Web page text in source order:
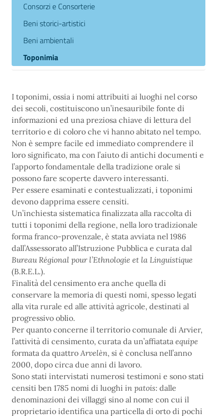
Consorzi e Consorterie
Beni storici-artistici
Beni ambientali
Toponimia
I toponimi, ossia i nomi attribuiti ai luoghi nel corso
dei secoli, costituiscono un’inesauribile fonte di
informazioni ed una preziosa chiave di lettura del
territorio e di coloro che vi hanno abitato nel tempo.
Non è sempre facile ed immediato comprendere il
loro significato, ma con l’aiuto di antichi documenti e
l’apporto fondamentale della tradizione orale si
possono fare scoperte davvero interessanti.
Per essere esaminati e contestualizzati, i toponimi
devono dapprima essere censiti.
Un’inchiesta sistematica finalizzata alla raccolta di
tutti i toponimi della regione, nella loro tradizionale
forma franco-provenzale, è stata avviata nel 1986
dall’Assessorato all’Istruzione Pubblica e curata dal
Bureau Régional pour l’Ethnologie et la Linguistique
(B.R.E.L.).
Finalità del censimento era anche quella di
conservare la memoria di questi nomi, spesso legati
alla vita rurale ed alle attività agricole, destinati al
progressivo oblio.
Per quanto concerne il territorio comunale di Arvier,
l’attività di censimento, curata da un’affiatata equipe
formata da quattro Arvelèn, si è conclusa nell’anno
2000, dopo circa due anni di lavoro.
Sono stati intervistati numerosi testimoni e sono stati
censiti ben 1785 nomi di luoghi in patois: dalle
denominazioni dei villaggi sino al nome con cui il
proprietario identifica una particella di orto di pochi